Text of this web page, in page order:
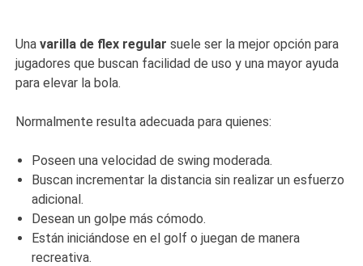
Unavarilla de flex regular suele ser la mejor opción para
jugadores que buscan facilidad de uso y una mayor ayuda
para elevar la bola.
Normalmente resulta adecuada para quienes:
Poseen una velocidad de swing moderada.
Buscan incrementar la distancia sin realizar un esfuerzo
adicional.
Desean un golpe más cómodo.
Están iniciándose en el golf o juegan de manera
recreativa.